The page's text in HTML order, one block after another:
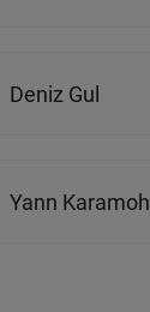
Deniz Gul
Yann Karamoh